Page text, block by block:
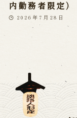
内勤務者限定）
2026年7月28日